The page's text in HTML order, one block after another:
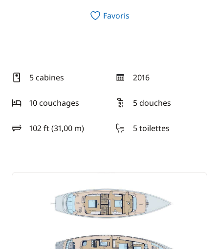
Favoris
5 cabines 2016
année
10 couchages
5 douches
102 ft (31,00 m)
longueur 5 toilettes